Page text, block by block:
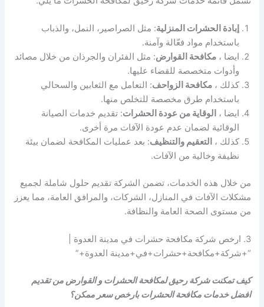
إبادة الحشرات المنزلية: مثل الصراصير، النمل، والذباب
باستخدام مواد فعّالة وآمنة.
ايضا ،مكافحة القوارض: مثل الفئران والجرذان من خلال مصائد
وأدوات متخصصة للقضاء عليها.
كذلك ،مكافحة الزواحف: التعامل مع الثعابين والسحالي
باستخدام طرق مخصصة للتخلص منها.
ايضا ، الوقاية من عودة الحشرات: تقديم خدمات الصيانة
الوقائية لضمان عدم عودة الآفات مرة أخرى.
كذلك ، التعقيم والتنظيف: بعد عمليات المكافحة لضمان بيئة
نظيفة وخالية من الآفات.
من خلال هذه الخدمات، تضمن الشركة تقديم حلول شاملة لجميع
مشكلات الآفات في المنازل، الشركات، والمرافق العامة، مما يعزز
من مستوى الصحة العامة والنظافة.
3. ارخص شركة مكافحة حشرات في مدينة العدوة |
“+شركة+مكافحة+حشرات+في+مدينة العدوة+”
كيف تمكنت شركة رحيق لمكافحة الحشرات و القوارض من تقديم
افضل خدمات مكافحة الحشرات بارخص سعر ممكن؟